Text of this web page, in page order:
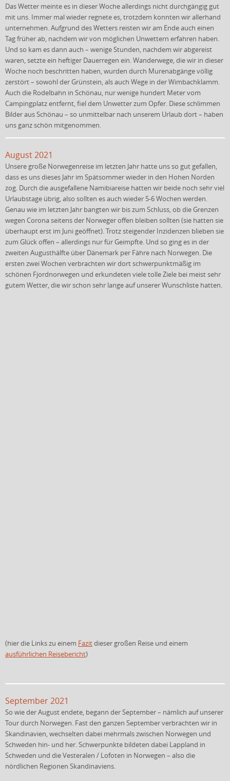
Das Wetter meinte es in dieser Woche allerdings nicht durchgängig gut
mit uns. Immer mal wieder regnete es, trotzdem konnten wir allerhand
unternehmen. Aufgrund des Wetters reisten wir am Ende auch einen
Tag früher ab, nachdem wir von möglichen Unwettern erfahren haben.
Und so kam es dann auch – wenige Stunden, nachdem wir abgereist
waren, setzte ein heftiger Dauerregen ein. Wanderwege, die wir in dieser
Woche noch beschritten haben, wurden durch Murenabgänge völlig
zerstört – sowohl der Grünstein, als auch Wege in der Wimbachklamm.
Auch die Rodelbahn in Schönau, nur wenige hundert Meter vom
Campingplatz entfernt, fiel dem Unwetter zum Opfer. Diese schlimmen
Bilder aus Schönau – so unmittelbar nach unserem Urlaub dort – haben
uns ganz schön mitgenommen.
August 2021
Unsere große Norwegenreise im letzten Jahr hatte uns so gut gefallen,
dass es uns dieses Jahr im Spätsommer wieder in den Hohen Norden
zog. Durch die ausgefallene Namibiareise hatten wir beide noch sehr viel
Urlaubstage übrig, also sollten es auch wieder 5-6 Wochen werden.
Genau wie im letzten Jahr bangten wir bis zum Schluss, ob die Grenzen
wegen Corona seitens der Norweger offen bleiben sollten (sie hatten sie
überhaupt erst im Juni geöffnet). Trotz steigender Inzidenzen blieben sie
zum Glück offen – allerdings nur für Geimpfte. Und so ging es in der
zweiten Augusthälfte über Dänemark per Fähre nach Norwegen. Die
ersten zwei Wochen verbrachten wir dort schwerpunktmäßig im
schönen Fjordnorwegen und erkundeten viele tolle Ziele bei meist sehr
gutem Wetter, die wir schon sehr lange auf unserer Wunschliste hatten.
(hier die Links zu einem Fazitdieser großen Reise und einem
ausführlichen Reisebericht)
September 2021
So wie der August endete, begann der September – nämlich auf unserer
Tour durch Norwegen. Fast den ganzen September verbrachten wir in
Skandinavien, wechselten dabei mehrmals zwischen Norwegen und
Schweden hin- und her. Schwerpunkte bildeten dabei Lappland in
Schweden und die Vesteralen / Lofoten in Norwegen – also die
nördlichen Regionen Skandinaviens.